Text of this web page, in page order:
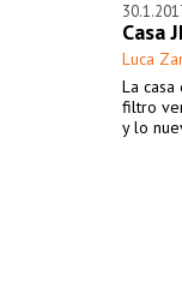
Casa
Luca
​La casa
filtro
y lo